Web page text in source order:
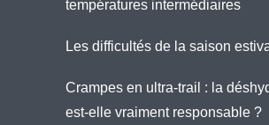
températures intermédiaires
Les difficultés de la saison
Crampes en ultra-trail : la
est-elle vraiment responsable ?